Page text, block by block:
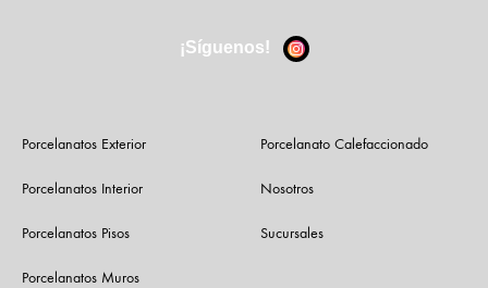
¡Síguenos!
Porcelanatos Exterior
Porcelanatos Interior
Porcelanatos Pisos
Porcelanatos Muros
Porcelanato Calefaccionado
Nosotros
Sucursales